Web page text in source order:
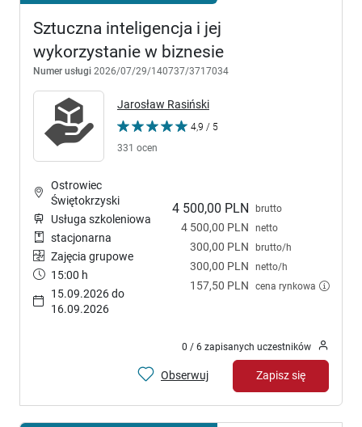
Sztuczna inteligencja i jej
wykorzystanie w biznesie
Numer usługi 2026/07/29/140737/3717034
Jarosław Rasiński
4,9 / 5
331 ocen
4 500,00 PLN brutto
4 500,00 PLN netto
300,00 PLN brutto/h
300,00 PLN netto/h
157,50 PLN cena rynkowa
Ostrowiec
Świętokrzyski
Usługa szkoleniowa
stacjonarna
Zajęcia grupowe
15:00 h
15.09.2026 do
16.09.2026
0 / 6 zapisanych uczestników
Obserwuj Zapisz się